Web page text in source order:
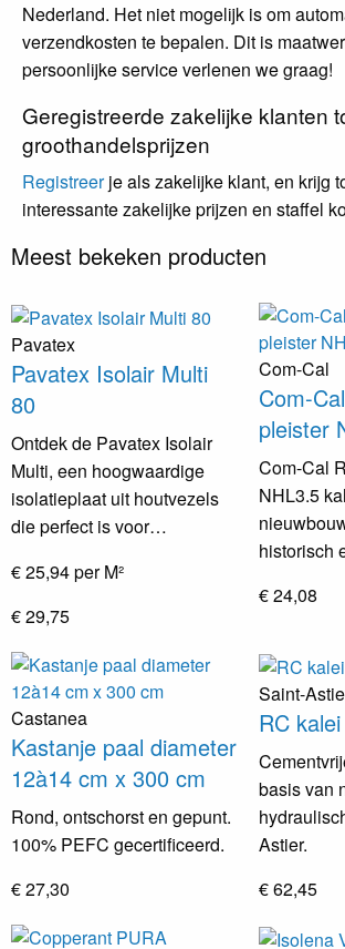
Nederland. Het niet mogelijk is om
verzendkosten te bepalen. Dit is
persoonlijke service verlenen we graag!
Geregistreerde zakelijke klanten
groothandelsprijzen
Registreerje als zakelijke klant, en krijg
interessante zakelijke prijzen en staffel
Meest bekeken producten
Pavatex
Pavatex Isolair Multi
80
Ontdek de Pavatex Isolair
Multi, een hoogwaardige
isolatieplaat uit houtvezels
die perfect is voor…
€ 25,94 per M²
€ 29,75
Com-Cal
Com-
pleister
Com-Cal
NHL3.5
historisch
€ 24,08
Castanea
Kastanje paal diameter
12à14 cm x 300 cm
Rond, ontschorst en gepunt.
100% PEFC gecertificeerd.
€ 27,30
Saint-
RC
basis van
Astier.
€ 62,45